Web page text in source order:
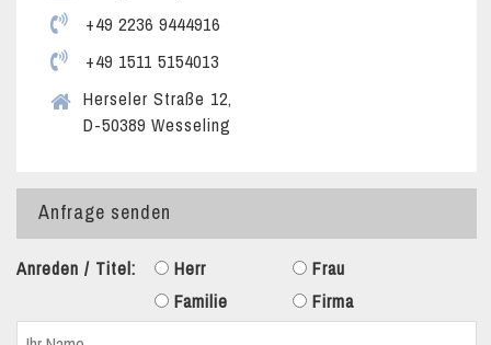
+49 2236 9444916
+49 1511 5154013
Herseler Straße 12,
D-50389 Wesseling
Anfrage senden
Anreden / Titel: Herr
Frau
Familie
Firma